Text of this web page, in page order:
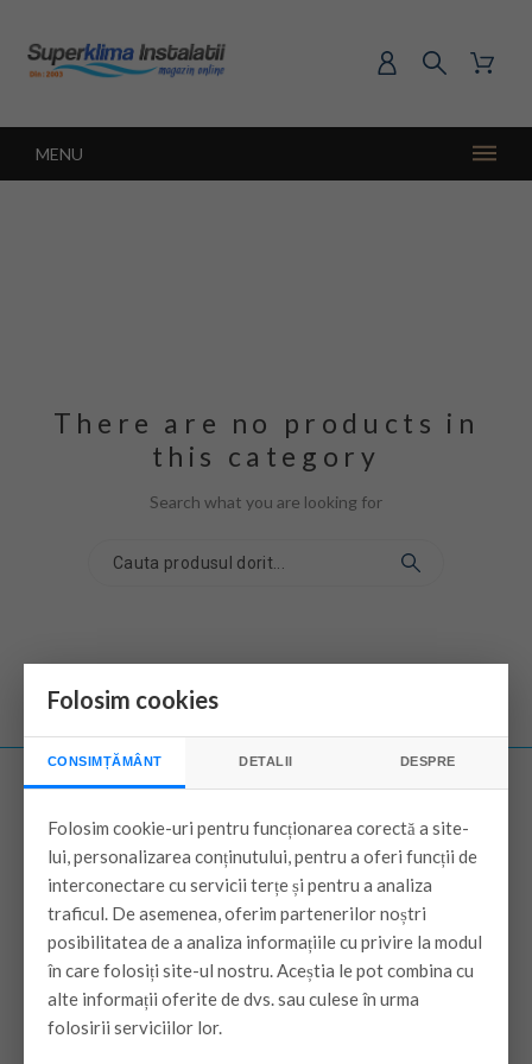
MENU
There are no products in
this category
Search what you are looking for
Despre
Despre noi
Contacteaza-ne
Harta site-ului
Informații
Folosim cookies
CONSIMȚĂMÂNT DETALII DESPRE
Folosim cookie-uri pentru funcționarea corectă a site-
lui, personalizarea conținutului, pentru a oferi funcții de
interconectare cu servicii terțe și pentru a analiza
traficul. De asemenea, oferim partenerilor noștri
posibilitatea de a analiza informațiile cu privire la modul
în care folosiți site-ul nostru. Aceștia le pot combina cu
alte informații oferite de dvs. sau culese în urma
folosirii serviciilor lor.